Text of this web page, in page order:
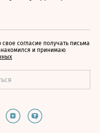
согласие получать письма
и принимаю